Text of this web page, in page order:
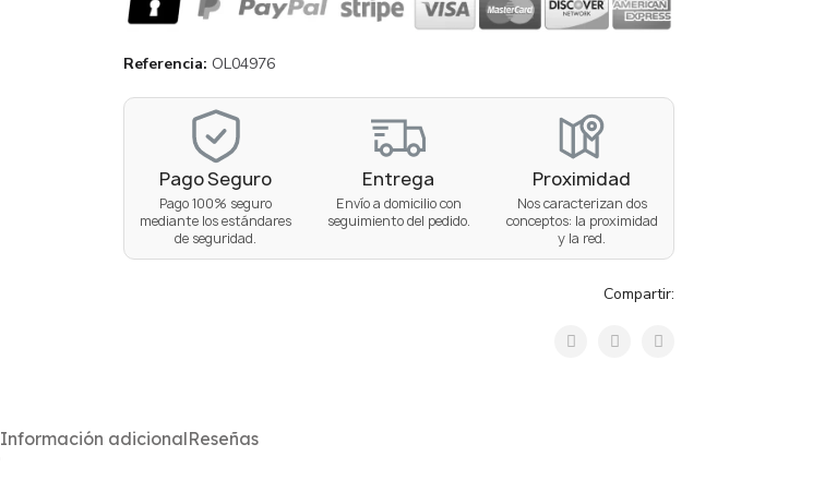
Referencia OL04976
Pago Seguro
Pago 100% seguro
mediante los estándares
de seguridad.
Entrega
Envío a domicilio con
seguimiento del pedido.
Proximidad
Nos caracterizan dos
conceptos: la proximidad
y la red.
Compartir:
Información adicionalReseñas